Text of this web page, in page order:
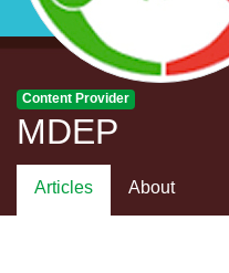
Content Provider
MDEP
Articles About